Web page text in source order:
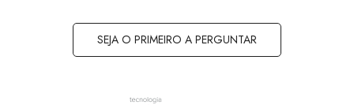
SEJA O PRIMEIRO A PERGUNTAR